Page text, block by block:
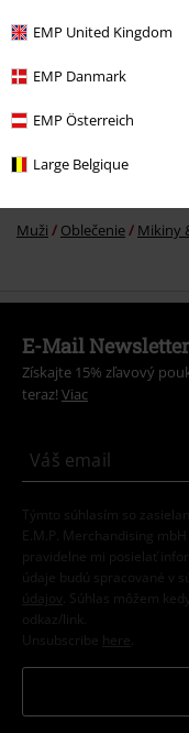
EMP United Kingdom
EMP Danmark
EMP Österreich
Large Belgique
More categories.
Muži Oblečenie Mikiny
E-Mail Newsletter
Získajte 15% zľavový
teraz! Viac
Týmto súhlasím so
E.M.P. Merchandising
pravidelne mi posielať
údaje budú spracované v
údajov
. Súhlas môžem
odkaz/link.
Unsubscribe here